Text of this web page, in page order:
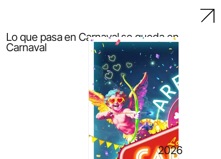
Lo que pasa en Carnaval se queda en
Carnaval
2026